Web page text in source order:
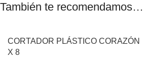
También te recomendamos…
CORTADOR PLÁSTICO CORAZÓN
X 8